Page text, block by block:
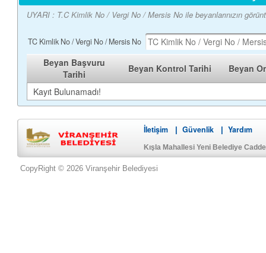
UYARI : T.C Kimlik No / Vergi No / Mersis No ile beyanlarınızın
TC Kimlik No / Vergi No / Mersis No
Beyan Başvuru
Tarihi
Beyan Kontrol Tarihi
Beyan
Kayıt Bulunamadı!
İletişim Güvenlik Yardım
Kışla Mahallesi Yeni Belediye
CopyRight © 2026 Viranşehir Belediyesi